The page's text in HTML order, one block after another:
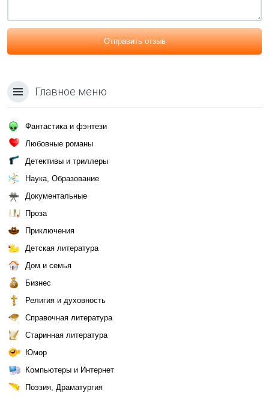
Отправить отзыв
Главное меню
Фантастика и фэнтези
Любовные романы
Детективы и триллеры
Наука, Образование
Документальные
Проза
Приключения
Детская литература
Дом и семья
Бизнес
Религия и духовность
Справочная литература
Старинная литература
Юмор
Компьютеры и Интернет
Поэзия, Драматургия